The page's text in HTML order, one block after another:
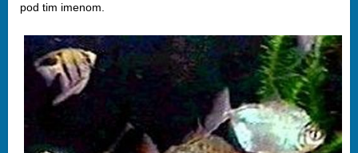
pod tim imenom.